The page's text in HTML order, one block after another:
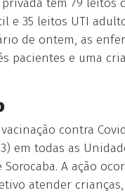
privada tem 79 leitos
e 35 leitos UTI
de ontem, as
pacientes e uma
contra
em todas as
Sorocaba. A ação
atender